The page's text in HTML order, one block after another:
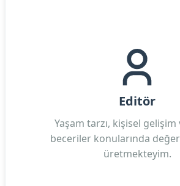
Editör
Yaşam tarzı, kişisel gelişim
beceriler konularında
üretmekteyim.